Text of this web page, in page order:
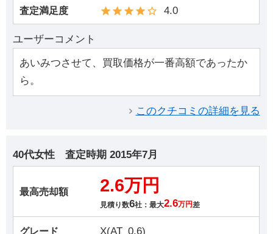
査定満足度 4.0
ユーザーコメント
あいみつさせて、買取価格が一番高額であったか
ら。
このクチコミの詳細を見る
40代女性 査定時期 2015年7月
最高売却額 2.6万円
見積り数6社：最大2.6万円 差
グレード X(AT_0.6)